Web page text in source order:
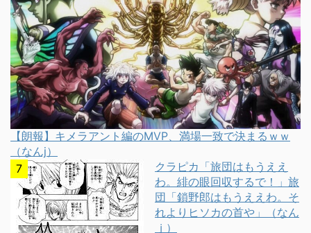
【朗報】キメラアント編のMVP、満場一致で決まるｗｗ
（なんj）
クラピカ「旅団はもうええ
わ。緋の眼回収するで！」旅
団「鎖野郎はもうええわ。そ
れよりヒソカの首や」（なん
ｊ）